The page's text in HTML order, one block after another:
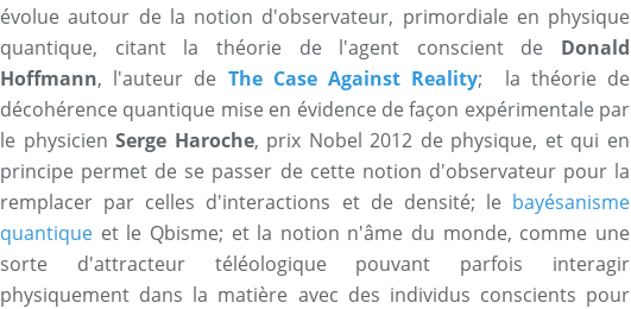
évolue autour de la notion d'observateur, primordiale en physique
quantique, citant la théorie de l'agent conscient de Donald
Hoffmann, l'auteur de The Case Against Reality; la théorie de
décohérence quantique mise en évidence de façon expérimentale par
le physicienSerge Haroche, prix Nobel 2012 de physique, et qui en
principe permet de se passer de cette notion d'observateur pour la
remplacer par celles d'interactions et de densité; le bayésanisme
quantique et le Qbisme; et la notion n'âme du monde, comme une
sorte d'attracteur téléologique pouvant parfois interagir
physiquement dans la matière avec des individus conscients pour